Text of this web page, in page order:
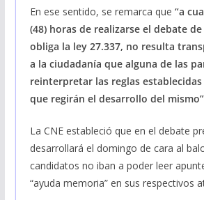
En ese sentido, se remarca que “a
(48) horas de realizarse el debate
obliga la ley 27.337, no resulta
a la ciudadanía que alguna de las
reinterpretar las reglas
que regirán el desarrollo del
La CNE estableció que en el debate
desarrollará el domingo de cara al
candidatos no iban a poder leer
“ayuda memoria” en sus respectivos